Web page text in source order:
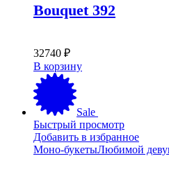
Bouquet 392
32740 ₽
В корзину
Sale
Быстрый просмотр
Добавить в избранное
Моно-букетыЛюбимой